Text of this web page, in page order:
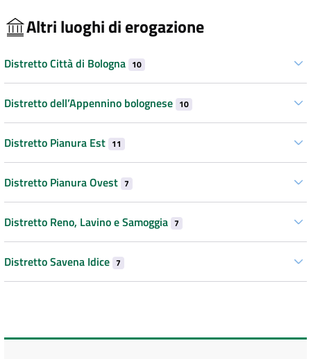
Altri luoghi di erogazione
Distretto Città di Bologna 10
Distretto dell’Appennino bolognese 10
Distretto Pianura Est 11
Distretto Pianura Ovest 7
Distretto Reno, Lavino e Samoggia 7
Distretto Savena Idice 7